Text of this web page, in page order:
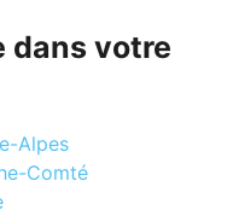
dans votre
Alpes
Comté